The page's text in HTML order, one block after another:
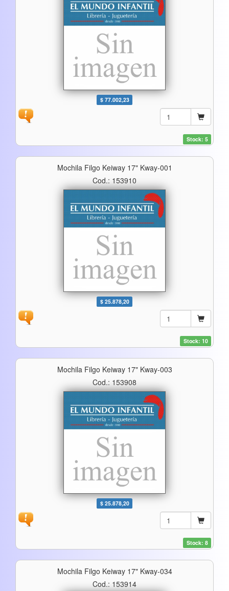
$ 77.002,23
Stock: 5
Mochila Filgo Keiway 17" Kway-001
Cod.: 153910
$ 25.878,20
Stock: 10
Mochila Filgo Keiway 17" Kway-003
Cod.: 153908
$ 25.878,20
Stock: 8
Mochila Filgo Keiway 17" Kway-034
Cod.: 153914